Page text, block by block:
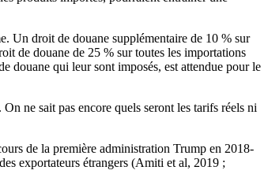
Un droit de douane supplémentaire de 10 % sur
de douane de 25 % sur toutes les importations
douane qui leur sont imposés, est attendue pour le
ne sait pas encore quels seront les tarifs réels ni
de la première administration Trump en 2018-
exportateurs étrangers (Amiti et al, 2019 ;